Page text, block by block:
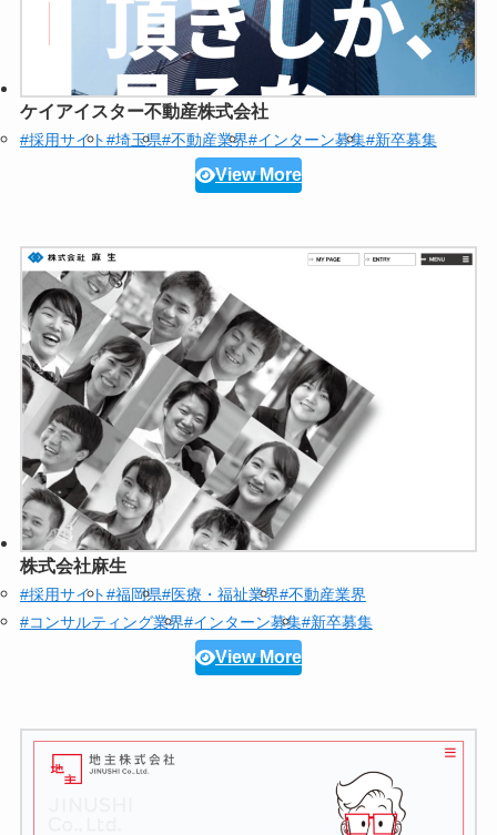
ケイアイスター不動産株式会社
#採用サイト#埼玉県#不動産業界#インターン募集#新卒募集
View More
株式会社麻生
#採用サイト#福岡県#医療・福祉業界#不動産業界
#コンサルティング業界#インターン募集#新卒募集
View More